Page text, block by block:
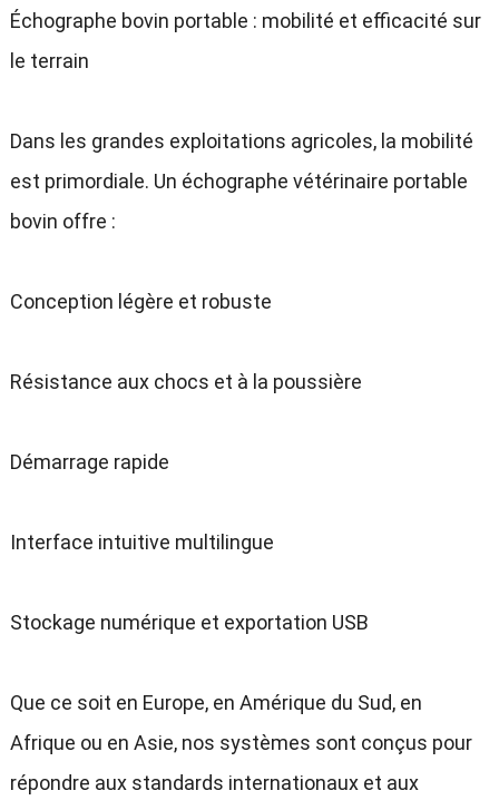
Échographe bovin portable : mobilité et efficacité sur
le terrain
Dans les grandes exploitations agricoles, la mobilité
est primordiale. Un échographe vétérinaire portable
bovin offre :
Conception légère et robuste
Résistance aux chocs et à la poussière
Démarrage rapide
Interface intuitive multilingue
Stockage numérique et exportation USB
Que ce soit en Europe, en Amérique du Sud, en
Afrique ou en Asie, nos systèmes sont conçus pour
répondre aux standards internationaux et aux